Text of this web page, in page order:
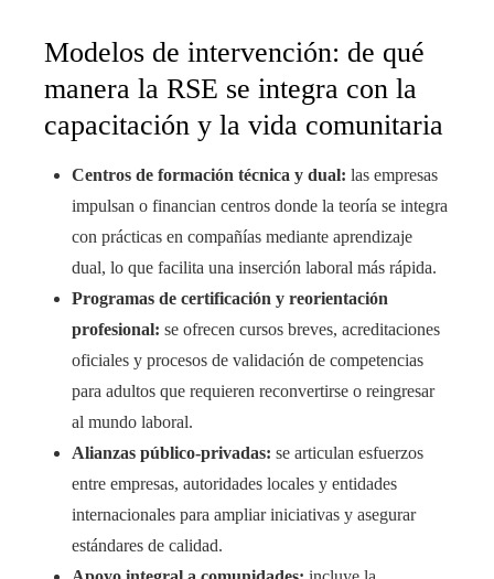
Modelos de intervención: de qué
manera la RSE se integra con la
capacitación y la vida comunitaria
Centros de formación técnica y dual: las empresas
impulsan o financian centros donde la teoría se integra
con prácticas en compañías mediante aprendizaje
dual, lo que facilita una inserción laboral más rápida.
Programas de certificación y reorientación
profesional: se ofrecen cursos breves, acreditaciones
oficiales y procesos de validación de competencias
para adultos que requieren reconvertirse o reingresar
al mundo laboral.
Alianzas público-privadas: se articulan esfuerzos
entre empresas, autoridades locales y entidades
internacionales para ampliar iniciativas y asegurar
estándares de calidad.